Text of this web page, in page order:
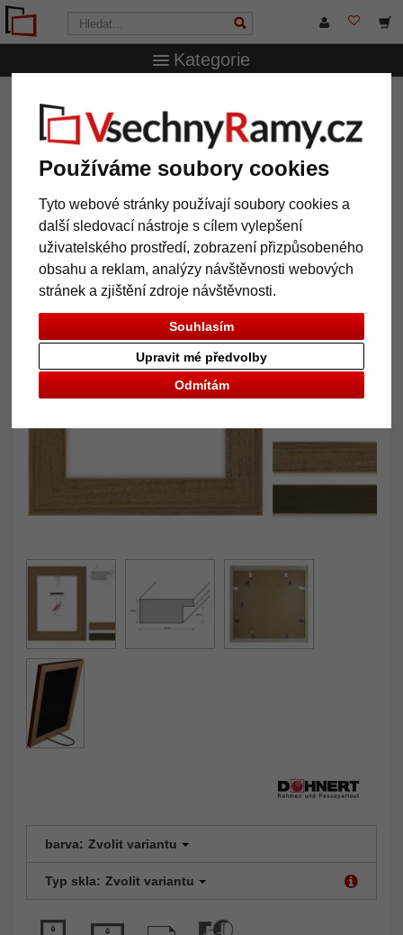
Používáme soubory cookies
Tyto webové stránky používají soubory cookies a
další sledovací nástroje s cílem vylepšení
uživatelského prostředí, zobrazení přizpůsobeného
obsahu a reklam, analýzy návštěvnosti webových
stránek a zjištění zdroje návštěvnosti.
Souhlasím
Odmítám
Upravit mé předvolby
Kategorie
na míru
Plastový rám Arsenal na míru
Zpět
barva: Zvolit variantu
Typ skla: Zvolit variantu